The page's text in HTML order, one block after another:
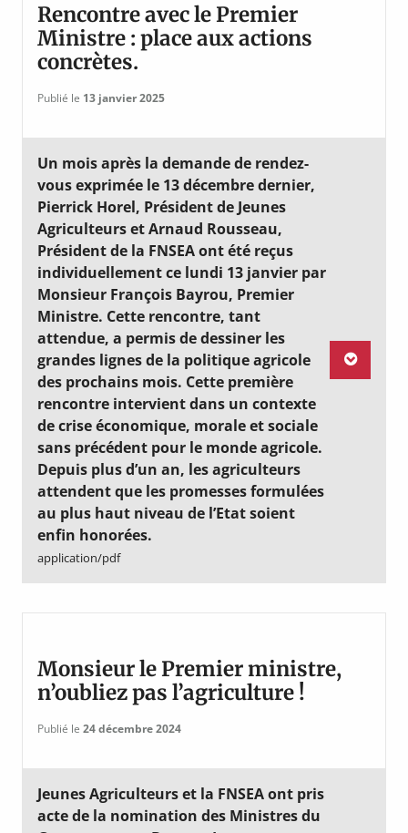
Rencontre avec le Premier
Ministre : place aux actions
concrètes.
Publié le 13 janvier 2025
Un mois après la demande de rendez-
vous exprimée le 13 décembre dernier,
Pierrick Horel, Président de Jeunes
Agriculteurs et Arnaud Rousseau,
Président de la FNSEA ont été reçus
individuellement ce lundi 13 janvier par
Monsieur François Bayrou, Premier
Ministre. Cette rencontre, tant
attendue, a permis de dessiner les
grandes lignes de la politique agricole
des prochains mois. Cette première
rencontre intervient dans un contexte
de crise économique, morale et sociale
sans précédent pour le monde agricole.
Depuis plus d’un an, les agriculteurs
attendent que les promesses formulées
au plus haut niveau de l’Etat soient
enfin honorées.
application/pdf
Monsieur le Premier ministre,
n’oubliez pas l’agriculture !
Publié le 24 décembre 2024
Jeunes Agriculteurs et la FNSEA ont pris
acte de la nomination des Ministres du